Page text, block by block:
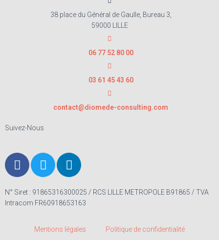
38 place du Général de Gaulle, Bureau 3,
59000 LILLE
06 77 52 80 00
03 61 45 43 60
contact@diomede-consulting.com
Suivez-Nous
N° Siret : 91865316300025 / RCS LILLE METROPOLE B91865 / TVA
Intracom FR60918653163
Mentions légales Politique de confidentialité